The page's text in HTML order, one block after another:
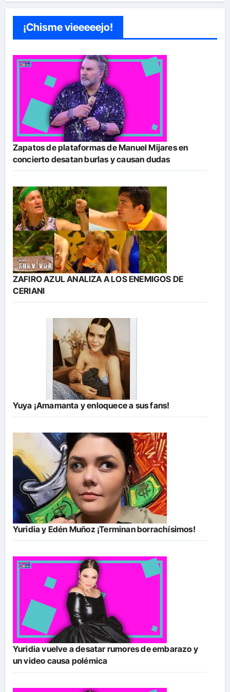
¡Chisme vieeeeejo!
Zapatos de plataformas de Manuel Mijares en
concierto desatan burlas y causan dudas
ZAFIRO AZUL ANALIZA A LOS ENEMIGOS DE
CERIANI
Yuya ¡Amamanta y enloquece a sus fans!
Yuridia y Edén Muñoz ¡Terminan borrachísimos!
Yuridia vuelve a desatar rumores de embarazo y
un video causa polémica